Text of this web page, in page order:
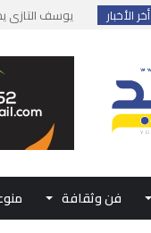
أخر الأخبار
إطلاق حصة
بلاغ من
حفل الولاء
فن وثقافة